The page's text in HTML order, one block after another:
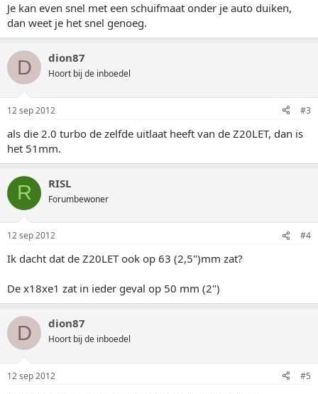
Je kan even snel met een schuifmaat onder je auto duiken,
dan weet je het snel genoeg.
D dion87
Hoort bij de inboedel
12 sep 2012 #3
als die 2.0 turbo de zelfde uitlaat heeft van de Z20LET, dan is
het 51mm.
R RISL
Forumbewoner
12 sep 2012 #4
Ik dacht dat de Z20LET ook op 63 (2,5")mm zat?
De x18xe1 zat in ieder geval op 50 mm (2")
D dion87
Hoort bij de inboedel
12 sep 2012 #5